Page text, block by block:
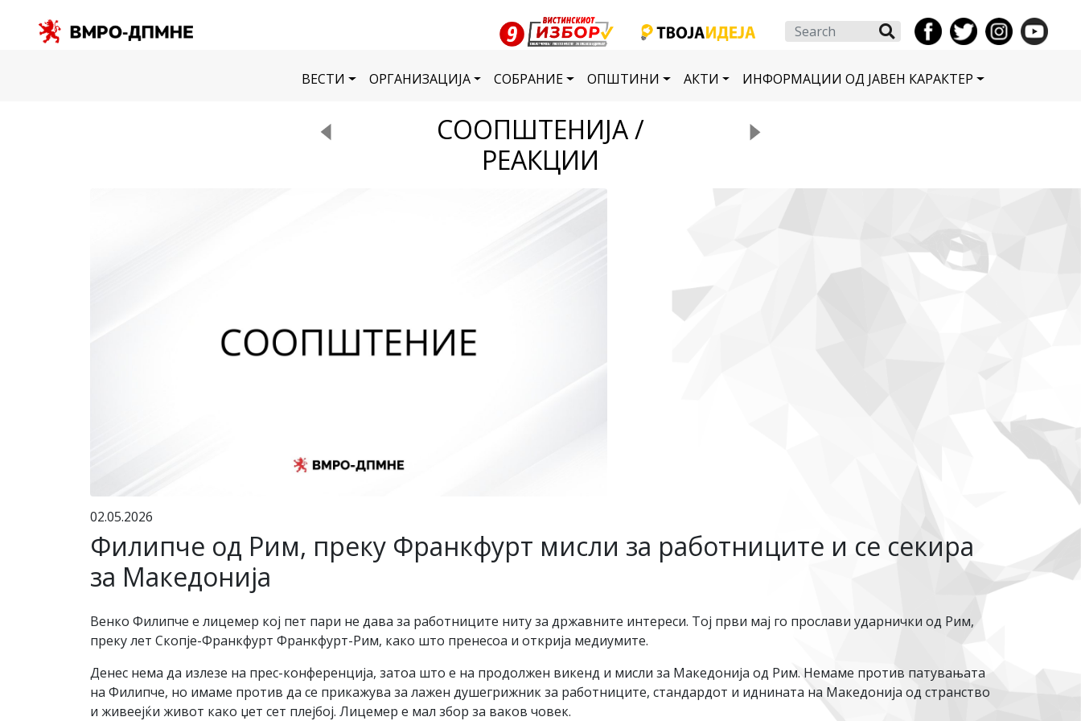
Search
ВЕСТИ ОРГАНИЗАЦИЈА СОБРАНИЕ ОПШТИНИ АКТИ ИНФОРМАЦИИ ОД ЈАВЕН КАРАКТЕР
СООПШТЕНИЈА /
РЕАКЦИИ
02.05.2026
Филипче од Рим, преку Франкфурт мисли за работниците и се секира
за Македонија
Венко Филипче е лицемер кој пет пари не дава за работниците ниту за државните интереси. Тој први мај го прослави ударнички од Рим,
преку лет Скопје-Франкфурт Франкфурт-Рим, како што пренесоа и открија медиумите.
Денес нема да излезе на прес-конференција, затоа што е на продолжен викенд и мисли за Македонија од Рим. Немаме против патувањата
на Филипче, но имаме против да се прикажува за лажен душегрижник за работниците, стандардот и иднината на Македонија од странство
и живеејќи живот како џет сет плејбој. Лицемер е мал збор за ваков човек.